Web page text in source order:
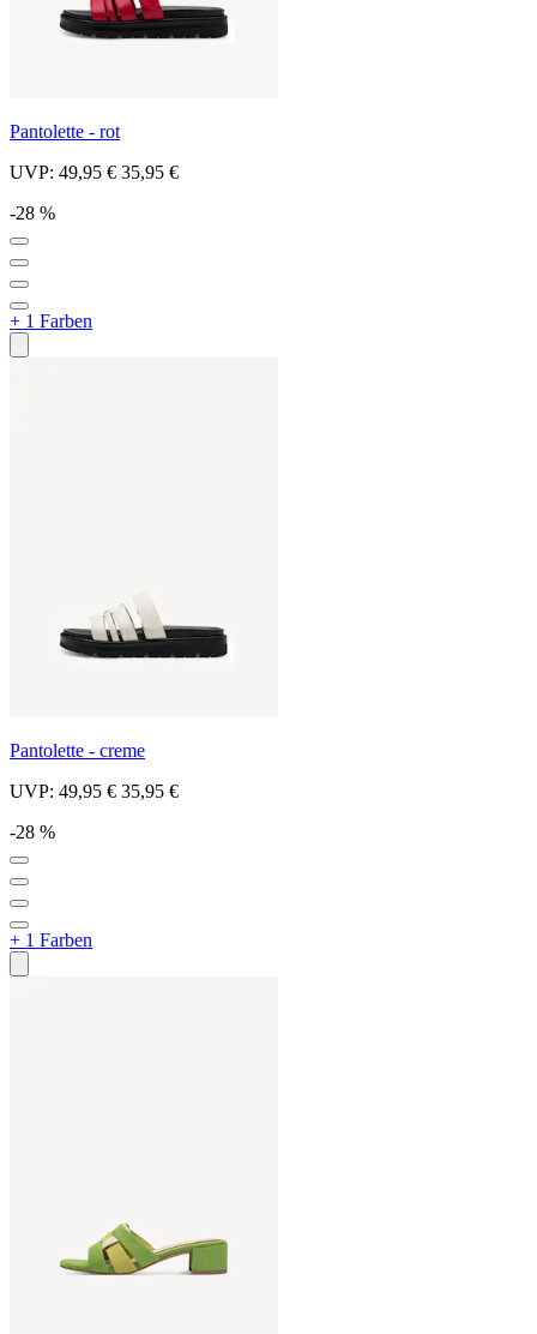
Pantolette - rot
UVP: 49,95 € 35,95 €
-28 %
+ 1 Farben
Pantolette - creme
UVP: 49,95 € 35,95 €
-28 %
+ 1 Farben